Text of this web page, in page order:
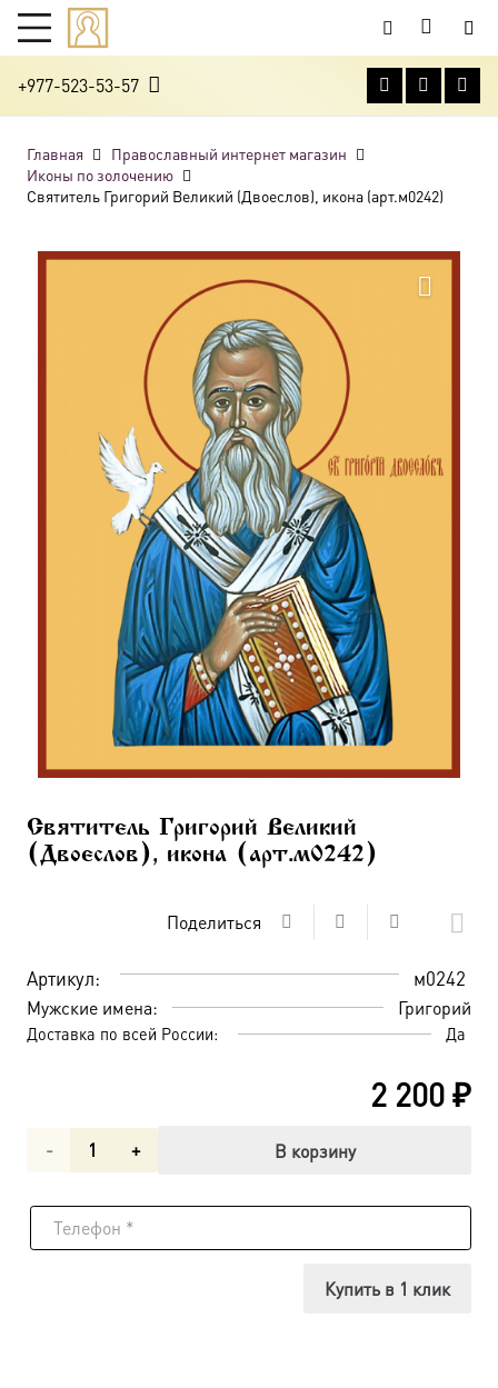
+977-523-53-57
Главная
Православный интернет магазин
Иконы по золочению
Святитель Григорий Великий (Двоеслов), икона (арт.м0242)
Святитель Григорий Великий
(Двоеслов), икона (арт.м0242)
Поделиться
Артикул: м0242
Мужские имена: Григорий
Доставка по всей России: Да
2 200₽
Количество
Святитель
В корзину
Купить в 1 клик